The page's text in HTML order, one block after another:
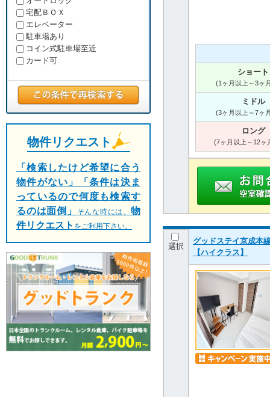
ショート
(1ヶ月以上～3ヶ
ミドル
(3ヶ月以上～7ヶ
ロング
(7ヶ月以上～12ヶ
選択
グッドステイ京成本
【ハイクラス】
宅配ＢＯＸ
エレベーター
駐車場あり
コイン式駐車場至近
カード可
物件リクエスト
「検索したけど希望に合う
物件がない」「条件は決ま
っているので何度も検索す
るのは面倒」
そんな時には、物
件リクエスト をご利用下さい。